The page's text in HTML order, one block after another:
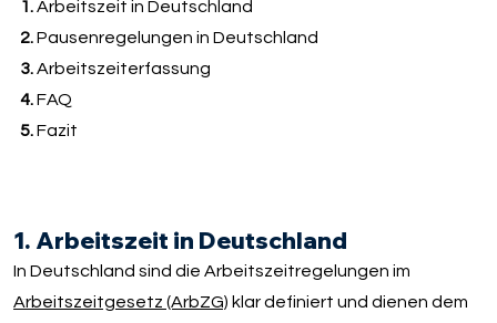
1.Arbeitszeit in Deutschland
2.Pausenregelungen in Deutschland
3.Arbeitszeiterfassung
4.FAQ
5.Fazit
1. Arbeitszeit in Deutschland
In Deutschland sind die Arbeitszeitregelungen im
Arbeitszeitgesetz (ArbZG) klar definiert und dienen dem